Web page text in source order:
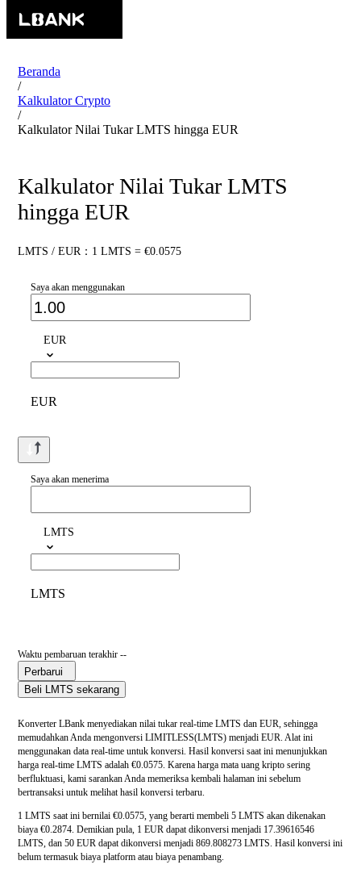
Beranda
/
Kalkulator Crypto
/
Kalkulator Nilai Tukar LMTS hingga EUR
Kalkulator Nilai Tukar LMTS
hingga EUR
LMTS / EUR：1 LMTS = €0.0575
Saya akan menggunakan
EUR
EUR
Saya akan menerima
LMTS
LMTS
Waktu pembaruan terakhir --
Perbarui
Beli LMTS sekarang
Konverter LBank menyediakan nilai tukar real-time LMTS dan EUR, sehingga
memudahkan Anda mengonversi LIMITLESS(LMTS) menjadi EUR. Alat ini
menggunakan data real-time untuk konversi. Hasil konversi saat ini menunjukkan
harga real-time LMTS adalah €0.0575. Karena harga mata uang kripto sering
berfluktuasi, kami sarankan Anda memeriksa kembali halaman ini sebelum
bertransaksi untuk melihat hasil konversi terbaru.
1 LMTS saat ini bernilai €0.0575, yang berarti membeli 5 LMTS akan dikenakan
biaya €0.2874. Demikian pula, 1 EUR dapat dikonversi menjadi 17.39616546
LMTS, dan 50 EUR dapat dikonversi menjadi 869.808273 LMTS. Hasil konversi ini
belum termasuk biaya platform atau biaya penambang.